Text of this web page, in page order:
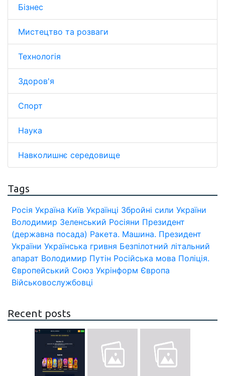
Бізнес
Мистецтво та розваги
Технологія
Здоров'я
Спорт
Наука
Навколишнє середовище
Tags
Росія Україна Київ Українці Збройні сили України
Володимир Зеленський Росіяни Президент
(державна посада) Ракета. Машина. Президент
України Українська гривня Безпілотний літальний
апарат Володимир Путін Російська мова Поліція.
Європейський Союз Укрінформ Європа
Військовослужбовці
Recent posts